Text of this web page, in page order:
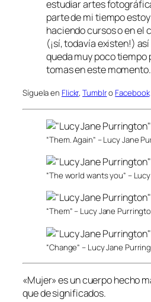
estudiar artes
parte de mi tiempo
haciendo cursos o en el
(¡sí, todavía existen!)
queda muy poco tiempo
tomas en este
Síguela en Flickr,Tumblro Facebook
“Them. Again” – Lucy Jane
“The world wants you” –
“Them” – Lucy Jane
“Change” – Lucy Jane
«Mujer» es un cuerpo hecho
que de significados.